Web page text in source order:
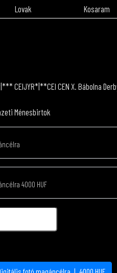
Lovak Kosaram
CEIJYR*|**CEI CEN X. Bábolna
Ménesbirtok
4000 HUF